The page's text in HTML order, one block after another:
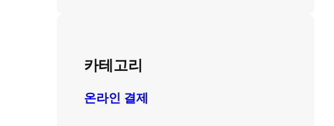
카테고리
온라인 결제